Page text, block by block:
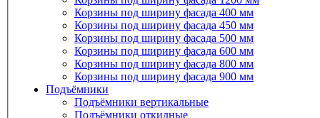
Корзины под ширину фасада 400 мм
Корзины под ширину фасада 450 мм
Корзины под ширину фасада 500 мм
Корзины под ширину фасада 600 мм
Корзины под ширину фасада 800 мм
Корзины под ширину фасада 900 мм
Подъёмники
Подъёмники вертикальные
Подъёмники откидные